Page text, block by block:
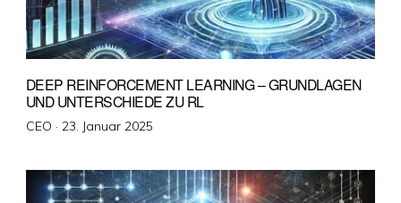
DEEP REINFORCEMENT LEARNING – GRUNDLAGEN
UND UNTERSCHIEDE ZU RL
CEO · Veröffentlicht
23. Januar 2025